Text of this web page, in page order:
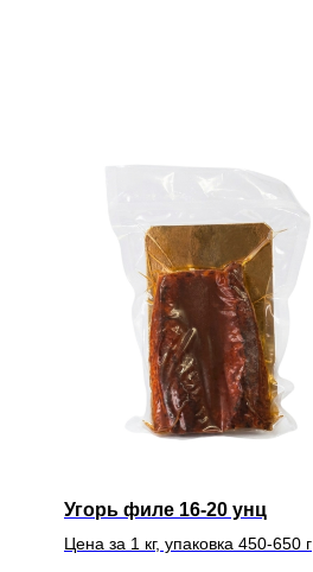
Угорь филе 16-20 унц
Цена за 1 кг, упаковка 450-650 г